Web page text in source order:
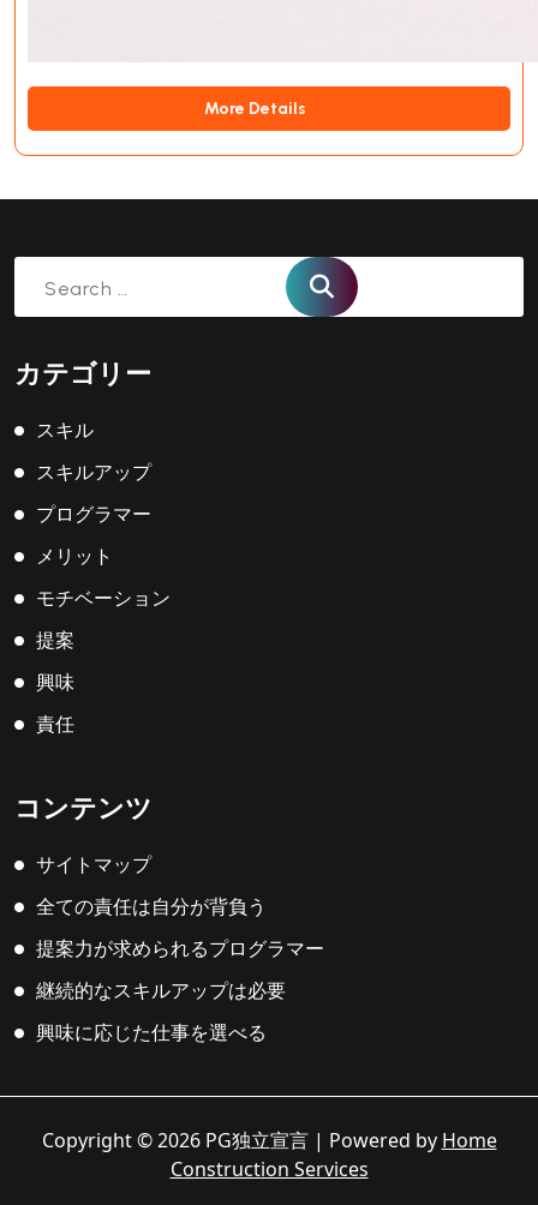
More Details
Search
for:
カテゴリー
スキル
スキルアップ
プログラマー
メリット
モチベーション
提案
興味
責任
コンテンツ
サイトマップ
全ての責任は自分が背負う
提案力が求められるプログラマー
継続的なスキルアップは必要
興味に応じた仕事を選べる
Copyright © 2026 PG独立宣言 | Powered by Home
Construction Services